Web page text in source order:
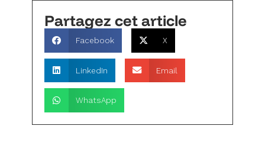
Partagez cet article
Facebook X
LinkedIn Email
WhatsApp